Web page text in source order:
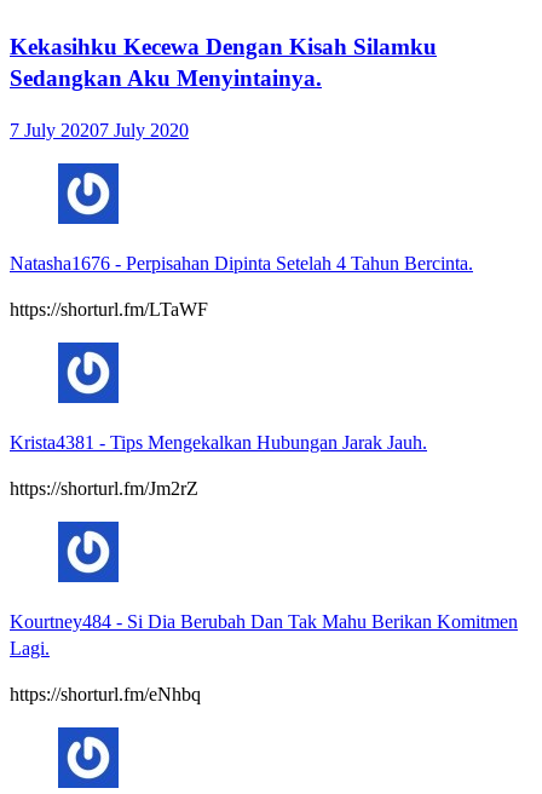
Kekasihku Kecewa Dengan Kisah Silamku
Sedangkan Aku Menyintainya.
7 July 20207 July 2020
Natasha1676 - Perpisahan Dipinta Setelah 4 Tahun Bercinta.
https://shorturl.fm/LTaWF
Krista4381 - Tips Mengekalkan Hubungan Jarak Jauh.
https://shorturl.fm/Jm2rZ
Kourtney484 - Si Dia Berubah Dan Tak Mahu Berikan Komitmen
Lagi.
https://shorturl.fm/eNhbq